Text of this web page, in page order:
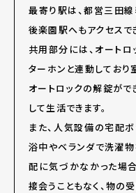
最寄り駅は、都営三田
後楽園駅へもアクセスで
共用部分には、オート
ターホンと連動しており
オートロックの解錠がで
して生活できます。
また、人気設備の宅配
浴中やベランダで洗濯
配に気づかなかった場
接会うこともなく、物の